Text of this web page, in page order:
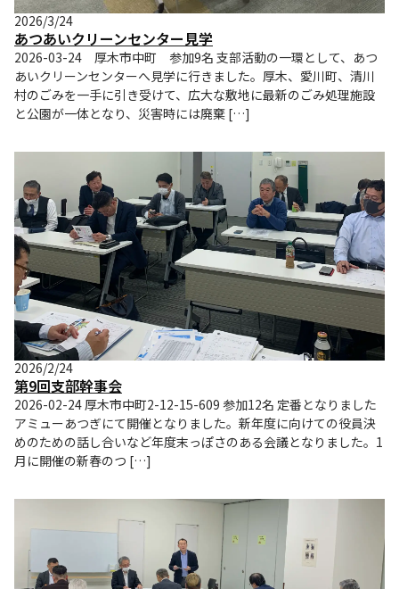
2026/3/24
あつあいクリーンセンター見学
2026-03-24 厚木市中町 参加9名 支部活動の一環として、あつ
あいクリーンセンターへ見学に行きました。厚木、愛川町、清川
村のごみを一手に引き受けて、広大な敷地に最新のごみ処理施設
と公園が一体となり、災害時には廃棄 […]
2026/2/24
第9回支部幹事会
2026-02-24 厚木市中町2-12-15-609 参加12名 定番となりました
アミューあつぎにて開催となりました。新年度に向けての役員決
めのための話し合いなど年度末っぽさのある会議となりました。1
月に開催の新春のつ […]